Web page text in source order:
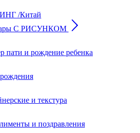
/Китай
С РИСУНКОМ
пати и рождение ребенка
и текстура
и поздравления